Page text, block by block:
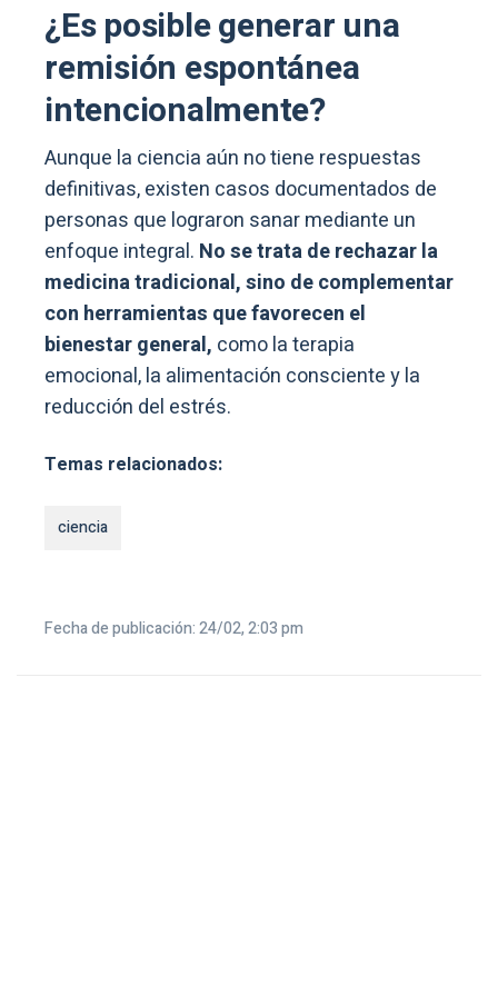
¿Es posible generar una
remisión espontánea
intencionalmente?
Aunque la ciencia aún no tiene respuestas
definitivas, existen casos documentados de
personas que lograron sanar mediante un
enfoque integral. No se trata de rechazar la
medicina tradicional, sino de complementar
con herramientas que favorecen el
bienestar general, como la terapia
emocional, la alimentación consciente y la
reducción del estrés.
Temas relacionados:
ciencia
Fecha de publicación: 24/02, 2:03 pm